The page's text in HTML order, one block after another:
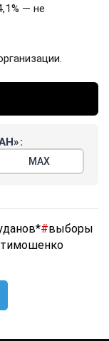
— не
МАХ
#выборы
тимошенко